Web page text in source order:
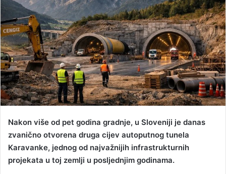
e
m
a
i
l
Nakon više od pet godina gradnje, u Sloveniji je danas
zvanično otvorena druga cijev autoputnog tunela
Karavanke, jednog od najvažnijih infrastrukturnih
projekata u toj zemlji u posljednjim godinama.